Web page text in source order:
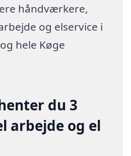
håndværkere,
og elservice i
hele Køge
du 3
arbejde og el